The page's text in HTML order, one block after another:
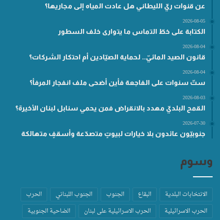
عن قنوات ريّ الليطاني هل عادت المياه إلى مجاريها؟
2026-08-05
الكتابة على خطّ التماس ما يتوارى خلف السطور
2026-08-04
قانون الصيد المائيّ.. لحماية الصيّادين أم احتكار الشركات؟
2026-08-04
ستّ سنوات على الفاجعة فأين أضحى ملف انفجار المرفأ؟
2026-08-03
القمح البلديّ مهدد بالانقراض فمن يحمي سنابل لبنان الأخيرة؟
2026-07-30
جنوبيّون عائدون بلا خيارات لبيوتٍ متصدّعة وأسقفٍ متهالكة
وسوم
الانتخابات البلدية البقاع الجنوب الجنوب اللبناني
الحرب
الحرب الاسرائيلية
الحرب الاسرائيلية على لبنان الضاحية الجنوبية